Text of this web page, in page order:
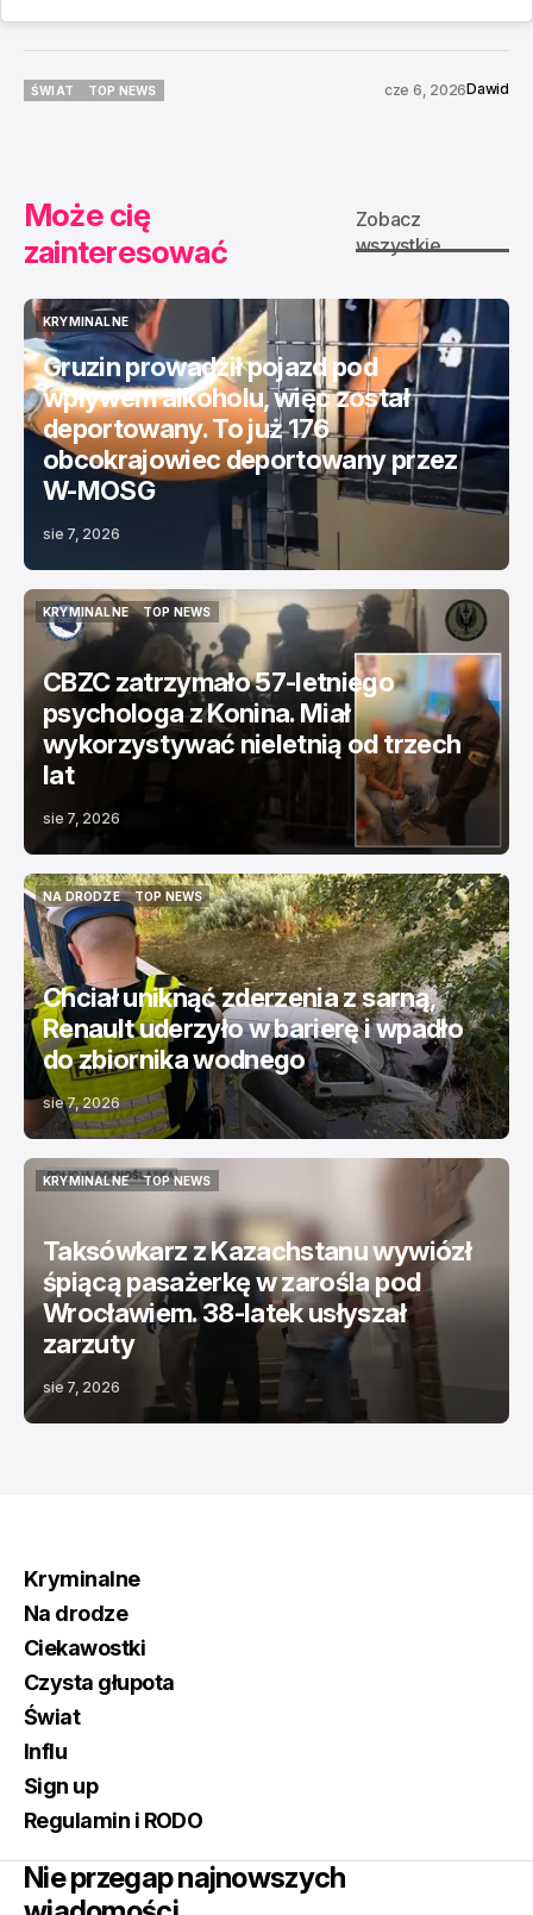
ŚWIAT
TOP NEWS
cze 6, 2026Dawid
Może cię
zainteresować
Zobacz
wszystkie
KRYMINALNE
KRYMINALNE
Gruzin prowadził pojazd pod
wpływem alkoholu, więc został
deportowany. To już 176
obcokrajowiec deportowany przez
W-MOSG
sie 7, 2026
KRYMINALNE
KRYMINALNE
TOP NEWS
TOP NEWS
CBZC zatrzymało 57-letniego
psychologa z Konina. Miał
wykorzystywać nieletnią od trzech
lat
sie 7, 2026
NA DRODZE
NA DRODZE
TOP NEWS
TOP NEWS
Chciał uniknąć zderzenia z sarną,
Renault uderzyło w barierę i wpadło
do zbiornika wodnego
sie 7, 2026
KRYMINALNE
TOP NEWS
Taksówkarz z Kazachstanu wywiózł
śpiącą pasażerkę w zarośla pod
Wrocławiem. 38-latek usłyszał
zarzuty
sie 7, 2026
Kryminalne
Na drodze
Ciekawostki
Czysta głupota
Świat
Influ
Sign up
Regulamin i RODO
Nie przegap najnowszych